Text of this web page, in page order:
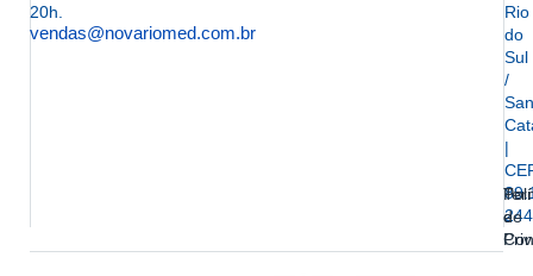
20h.
vendas@novariomed.com.br
Rio
do
Sul
/
|
244
e
de